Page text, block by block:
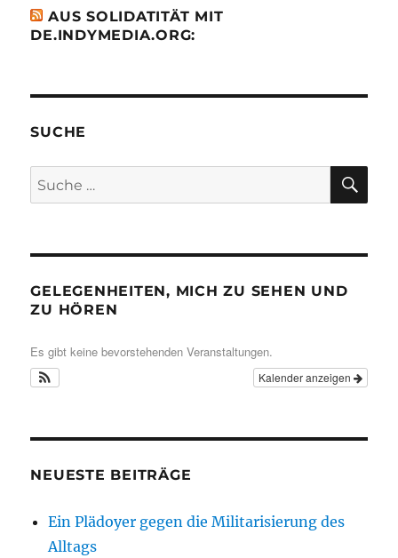
AUS SOLIDATITÄT MIT
DE.INDYMEDIA.ORG:
SUCHE
Suche
nach:
GELEGENHEITEN, MICH ZU SEHEN UND
ZU HÖREN
Es gibt keine bevorstehenden Veranstaltungen.
Kalender anzeigen
NEUESTE BEITRÄGE
Ein Plädoyer gegen die Militarisierung des
Alltags